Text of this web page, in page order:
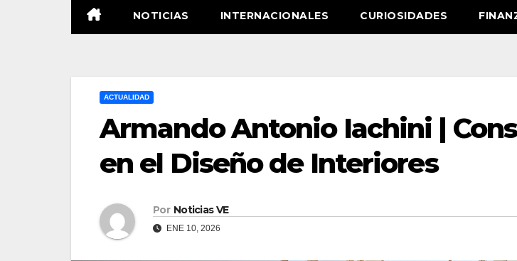
NOTICIAS INTERNACIONALES CURIOSIDADES
ACTUALIDAD
Armando Antonio Iachini |
en el Diseño de Interiores
Por Noticias VE
ENE 10, 2026